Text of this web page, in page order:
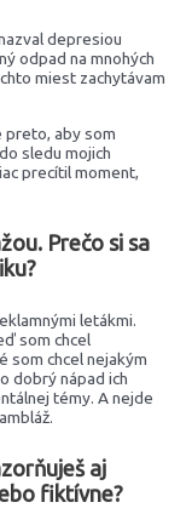
depresiou
odpad na mnohých
miest zachytávam
preto, aby som
sledu mojich
precítil moment,
Prečo si sa
letákmi.
som chcel
som chcel nejakým
dobrý nápad ich
témy. A nejde
aj
fiktívne?